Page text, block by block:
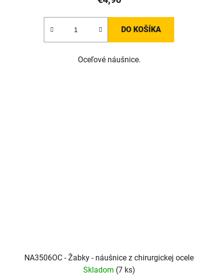
DO KOŠÍKA
Oceľové náušnice.
NA3506OC - Žabky - náušnice z chirurgickej ocele
Skladom (7 ks)